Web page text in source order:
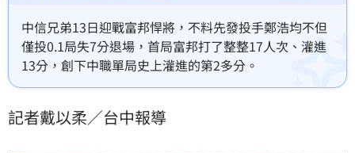
中信兄弟13日迎戰富邦悍將，不料先發投手鄭浩均不但
僅投0.1局失7分退場，首局富邦打了整整17人次、灌進
13分，創下中職單局史上灌進的第2多分。
記者戴以柔／台中報導